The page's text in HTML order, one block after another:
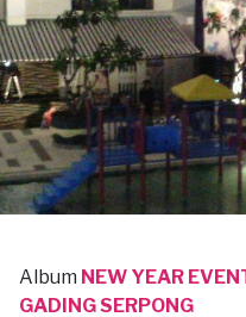
Album NEW YEAR
GADING SERPONG